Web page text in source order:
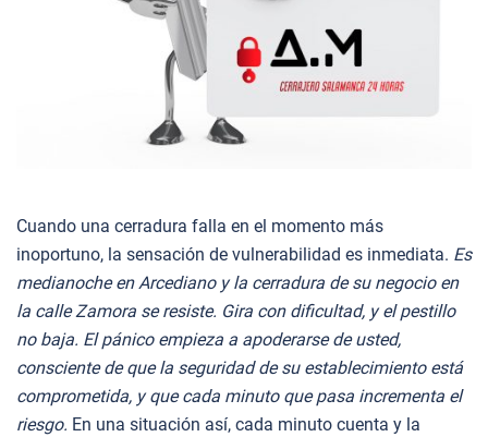
Cuando una cerradura falla en el momento más
inoportuno, la sensación de vulnerabilidad es inmediata. Es
medianoche en Arcediano y la cerradura de su negocio en
la calle Zamora se resiste. Gira con dificultad, y el pestillo
no baja. El pánico empieza a apoderarse de usted,
consciente de que la seguridad de su establecimiento está
comprometida, y que cada minuto que pasa incrementa el
riesgo. En una situación así, cada minuto cuenta y la